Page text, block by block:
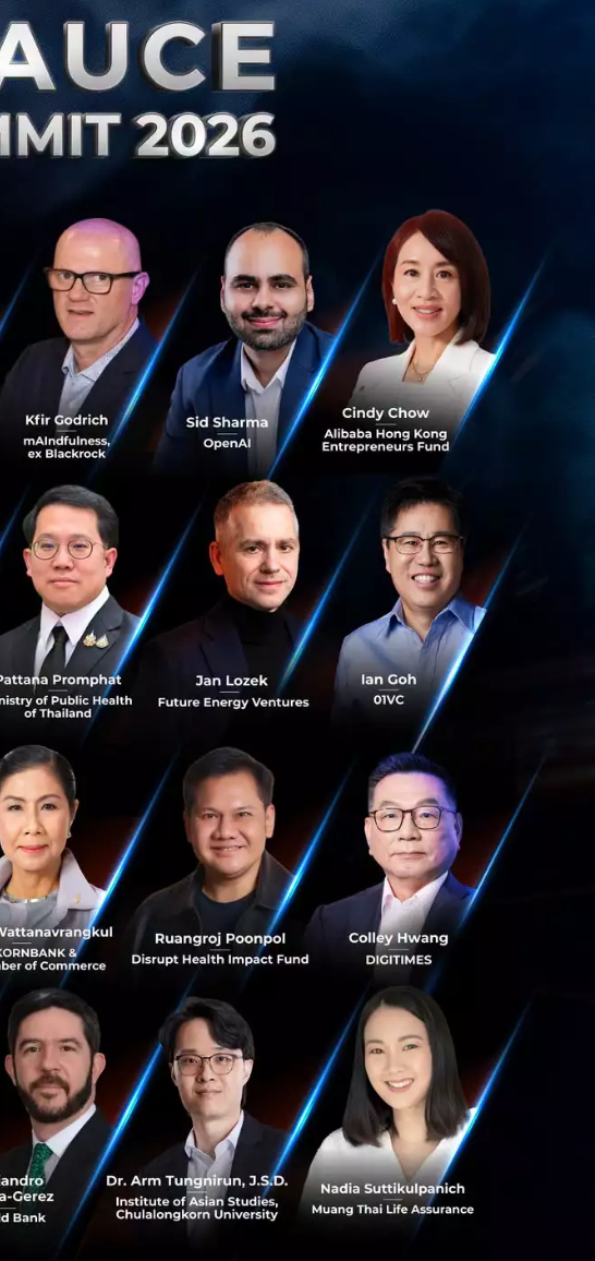
ประเทศในกลุ่มสหภาพยุโรป
เซีย, ปากีสถาน, อินเดีย,
รมนี, ฝรั่งเศส, อิตาลี, สเปน,
ลนด์, ไอร์แลนด์, กรีซ, ลัตเวีย, ลิ
ย แต่การโอนเงินระหว่าง
ลูกค้าการเงินกลุ่มใหญ่ยังเข้าถึง
น พละพงศ์พานิช ประธานเจ้า
กล่าว “บริการ DeeNEXT
างประเทศที่รวดเร็ว ปลอดภัยใน
มีความต้องการใช้ตัวเลือก
งขึ้น”
อนเงินในประเทศไทย ซึ่งเป็น
แห่งประเทศไทยให้เป็นตัวแทน
ได้ให้บริการโอนเงินกว่า
กือบ 15,000 คนได้ลงทะเบียน
บบตัวต่อตัวตามข้อกำหนดของ
ยการธุรกรรมต้องเริ่มที่
ว่าเงินนั้นจะถึงมือผู้รับภายใน
มเนียมที่ 125 บาท ( VAT) เพื่อ
รับได้นั้น ค่าธรรมเนียมจะคงอยู่
จีน, เมียนมาร์ และเวียดนาม
นและรับเงินในวันถัดไปสู่
ากสิงคโปร์และยุโรป